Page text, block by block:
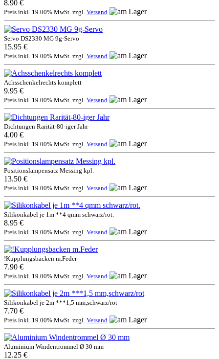
8.90 €
Preis inkl. 19.00% MwSt. zzgl. Versand
Servo DS2330 MG 9g-Servo
15.95 €
Preis inkl. 19.00% MwSt. zzgl. Versand
Achsschenkelrechts komplett
9.95 €
Preis inkl. 19.00% MwSt. zzgl. Versand
Dichtungen Rarität-80-iger Jahr
4.00 €
Preis inkl. 19.00% MwSt. zzgl. Versand
Positionslampensatz Messing kpl.
13.50 €
Preis inkl. 19.00% MwSt. zzgl. Versand
Silikonkabel je 1m **4 qmm schwarz/rot.
8.95 €
Preis inkl. 19.00% MwSt. zzgl. Versand
!Kupplungsbacken m.Feder
7.90 €
Preis inkl. 19.00% MwSt. zzgl. Versand
Silikonkabel je 2m ***1,5 mm,schwarz/rot
7.70 €
Preis inkl. 19.00% MwSt. zzgl. Versand
Aluminium Windentrommel Ø 30 mm
12.25 €